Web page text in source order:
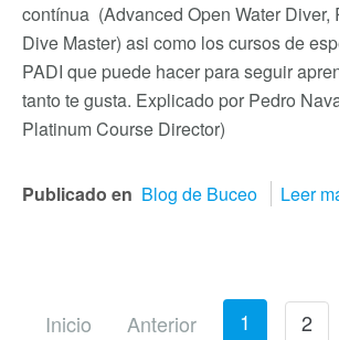
contínua (Advanced Open Water Diver,
Dive Master) asi como los cursos de
PADI que puede hacer para seguir
tanto te gusta. Explicado por Pedro
Platinum Course Director)
Publicado en Blog de Buceo Leer
Inicio Anterior 1 2